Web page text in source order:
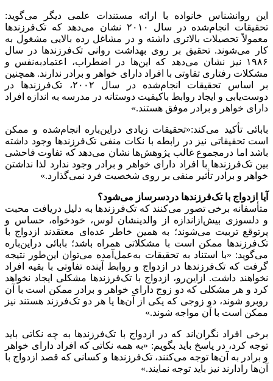
این روانشناس خانواده با ارائه مستندات علمی دیگر می‌گوید:
تحقیقات انجام‌شده در سال ۲۰۱۰ نشان می‌دهد که تک‌فرزندها
معمولاً تحصیلات بالاتری داشته و در مشاغل رده بالایی مشغول به
کار می‌شوند. تحقیق بر روی بهداشت روانی تک‌فرزندها در سال
۱۹۸۶ نیز نشان می‌دهد که این‌ها در اضطراب، اعتمادبه‌نفس و
مشکلات رفتاری تفاوتی با افراد دارای خواهر و برادر ندارند. همچنین
بر اساس تحقیقات انجام‌شده در سال ۲۰۰۲، تک‌فرزندها در
دوست‌یابی و ایجاد روابط باکیفیت دوستانه در مدرسه به اندازه افراد
دارای خواهر و برادر موفق هستند.»
بابائی تأکید می‌کند:«تحقیقات زیادی دراین‌باره انجام‌شده و ممکن
است تحقیقاتی نیز در رابطه با نکات منفی تک‌فرزندها وجود داشته
باشد اما درمجموع غالب پژوهش‌ها نشان می‌دهد که تفاوت فاحشی
بین تک‌فرزندها با افراد دارای خواهر و برادر وجود ندارد لذا نداشتن
خواهر و برادر تأثیر منفی بر روی شخصیت فرد نمی‌گذارد.»
آیا ازدواج با تک‌فرزندها دردسرساز می‌شود؟
متأسفانه برخی تصور می‌کنند که تک‌فرزندها به دلیل دریافت محبت
و دلسوزی بیش‌ازاندازه از والدینشان لوس، خودخواه، حساس و
پرتوقع تربیت می‌شوند؛ به همین خاطر عده‌ای معتقدند ازدواج با
تک‌فرزندها ممکن است با مشکلاتی همراه باشد؛ بابائی دراین‌باره
می‌گوید: «با استناد به تحقیقات به‌عمل‌آمده می‌توان این‌طور نتیجه
گرفت که تک‌فرزندها در ازدواج و روابط آینده تفاوتی با بقیه افراد
نخواهند داشت. ازاین‌رو، ازدواج با تک‌فرزندها مشکلی ایجاد نخواهد
کرد و هر مشکلی که دو زوج دارای خواهر و برادر ممکن است با آن
روبرو شوند، دو زوجی که یکی از آن‌ها یا هر دو تک‌فرزند هستند نیز
ممکن است با آن مواجه شوند.»
برخی افراد نگران‌اند که در ازدواج با تک‌فرزندها به چه نکاتی باید
توجه کرد، در پاسخ باید بگویم: «به همه نکاتی که افراد دارای خواهر
و برادر به آن‌ها توجه می‌کنند، تک‌فرزندها و کسانی که قصد ازدواج با
آن‌ها رادارند نیز باید توجه نمایند.»